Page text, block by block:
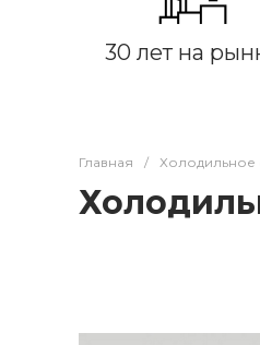
30 лет на
Главная / Холодильное